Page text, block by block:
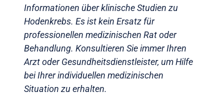
Informationen über klinische Studien zu
Hodenkrebs. Es ist kein Ersatz für
professionellen medizinischen Rat oder
Behandlung. Konsultieren Sie immer Ihren
Arzt oder Gesundheitsdienstleister, um Hilfe
bei Ihrer individuellen medizinischen
Situation zu erhalten.